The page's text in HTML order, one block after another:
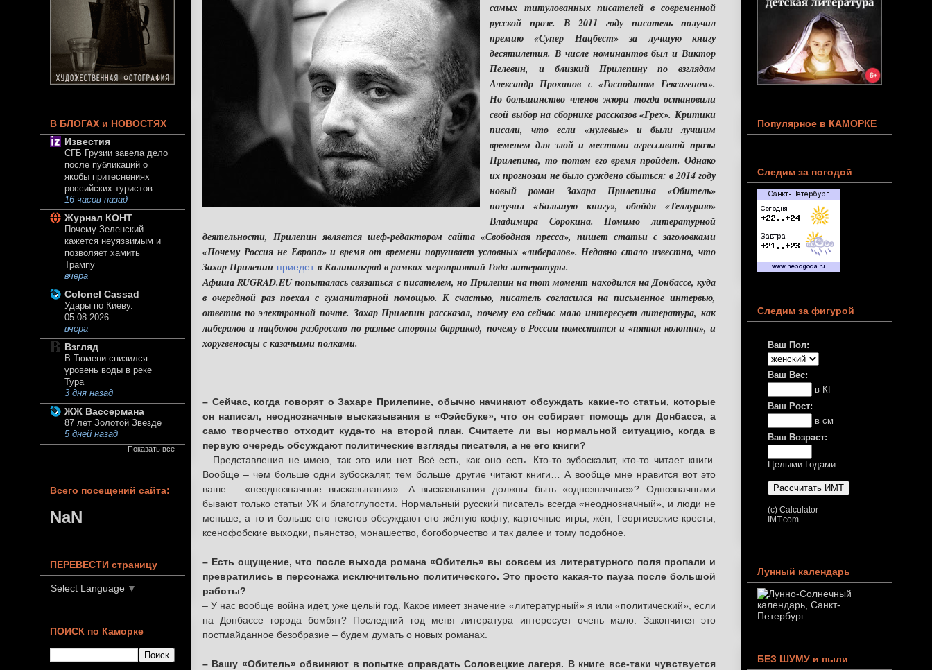
самых титулованных писателей в современной
русской прозе. В 2011 году писатель получил
премию «Супер Нацбест» за лучшую книгу
десятилетия. В числе номинантов был и Виктор
Пелевин, и близкий Прилепину по взглядам
Александр Проханов с «Господином Гексагеном».
Но большинство членов жюри тогда остановили
свой выбор на сборнике рассказов «Грех». Критики
писали, что если «нулевые» и были лучшим
временем для злой и местами агрессивной прозы
Прилепина, то потом его время пройдет. Однако
их прогнозам не было суждено сбыться: в 2014 году
новый роман Захара Прилепина «Обитель»
получил «Большую книгу», обойдя «Теллурию»
Владимира Сорокина. Помимо литературной
деятельности, Прилепин является шеф-редактором сайта «Свободная пресса», пишет статьи с заголовками
«Почему Россия не Европа» и время от времени поругивает условных «либералов». Недавно стало известно, что
Захар Прилепин приедет в Калининград в рамках мероприятий Года литературы.
Афиша RUGRAD.EU попыталась связаться с писателем, но Прилепин на тот момент находился на Донбассе, куда
в очередной раз поехал с гуманитарной помощью. К счастью, писатель согласился на письменное интервью,
ответив по электронной почте. Захар Прилепин рассказал, почему его сейчас мало интересует литература, как
либералов и нацболов разбросало по разные стороны баррикад, почему в России поместятся и «пятая колонна», и
хоругвеносцы с казачьими полками.
– Сейчас, когда говорят о Захаре Прилепине, обычно начинают обсуждать какие-то статьи, которые
он написал, неоднозначные высказывания в «Фэйсбуке», что он собирает помощь для Донбасса, а
само творчество отходит куда-то на второй план. Считаете ли вы нормальной ситуацию, когда в
первую очередь обсуждают политические взгляды писателя, а не его книги?
– Представления не имею, так это или нет. Всё есть, как оно есть. Кто-то зубоскалит, кто-то читает книги.
Вообще – чем больше одни зубоскалят, тем больше другие читают книги… А вообще мне нравится вот это
ваше – «неоднозначные высказывания». А высказывания должны быть «однозначные»? Однозначными
бывают только статьи УК и благоглупости. Нормальный русский писатель всегда «неоднозначный», и люди не
меньше, а то и больше его текстов обсуждают его жёлтую кофту, карточные игры, жён, Георгиевские кресты,
ксенофобские выходки, пьянство, монашество, богоборчество и так далее и тому подобное.
– Есть ощущение, что после выхода романа «Обитель» вы совсем из литературного поля пропали и
превратились в персонажа исключительно политического. Это просто какая-то пауза после большой
работы?
– У нас вообще война идёт, уже целый год. Какое имеет значение «литературный» я или «политический», если
на Донбассе города бомбят? Последний год меня литература интересует очень мало. Закончится это
постмайданное безобразие – будем думать о новых романах.
– Вашу «Обитель» обвиняют в попытке оправдать Соловецкие лагеря. В книге все-таки чувствуется
В БЛОГАХ и НОВОСТЯХ
Известия
СГБ Грузии завела дело
после публикаций о
якобы притеснениях
российских туристов
16 часов назад
Журнал КОНТ
Почему Зеленский
кажется неуязвимым и
позволяет хамить
Трампу
вчера
Colonel Cassad
Удары по Киеву.
05.08.2026
вчера
Взгляд
В Тюмени снизился
уровень воды в реке
Тура
3 дня назад
ЖЖ Вассермана
87 лет Золотой Звезде
5 дней назад
Показать все
Всего посещений сайта:
NaN
ПЕРЕВЕСТИ страницу
Select Language ▼
ПОИСК по Каморке
Популярное в КАМОРКЕ
Следим за погодой
Следим за фигурой
Ваш Пол:
Ваш Вес:
в КГ
Ваш Рост:
в см
Ваш Возраст:
Целыми Годами
(c) Calculator-
IMT.com
Лунный календарь
БЕЗ ШУМУ и пыли